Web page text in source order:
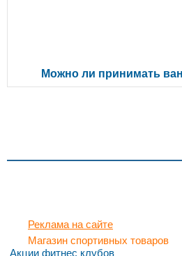
Можно ли принимать
Реклама на сайте
Магазин спортивных товаров
Акции фитнес клубов